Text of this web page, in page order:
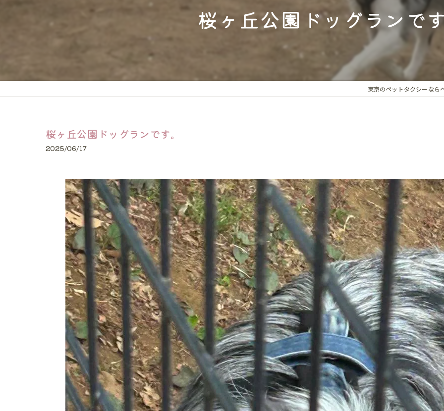
大型犬
ペット同伴
ドッグラン送
ホテル・旅
動物病院同
桜ヶ丘公園ドッグランです
東京のペットタクシーなら
桜ヶ丘公園ドッグランです。
2025/06/17